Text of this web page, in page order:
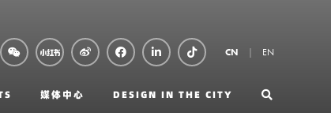
CN EN
媒体中心 DESIGN IN THE CITY